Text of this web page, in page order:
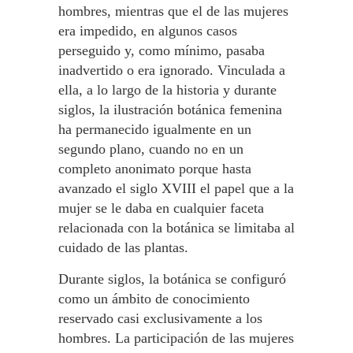
hombres, mientras que el de las mujeres
era impedido, en algunos casos
perseguido y, como mínimo, pasaba
inadvertido o era ignorado. Vinculada a
ella, a lo largo de la historia y durante
siglos, la ilustración botánica femenina
ha permanecido igualmente en un
segundo plano, cuando no en un
completo anonimato porque hasta
avanzado el siglo XVIII el papel que a la
mujer se le daba en cualquier faceta
relacionada con la botánica se limitaba al
cuidado de las plantas.
Durante siglos, la botánica se configuró
como un ámbito de conocimiento
reservado casi exclusivamente a los
hombres. La participación de las mujeres